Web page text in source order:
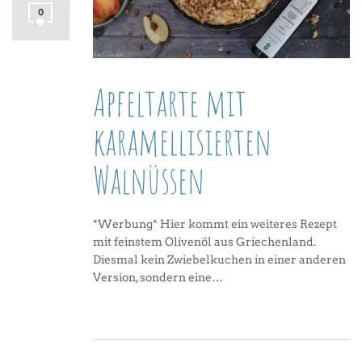
0
Apfeltarte mit
karamellisierten
Walnüssen
*Werbung* Hier kommt ein weiteres Rezept
mit feinstem Olivenöl aus Griechenland.
Diesmal kein Zwiebelkuchen in einer anderen
Version, sondern eine…